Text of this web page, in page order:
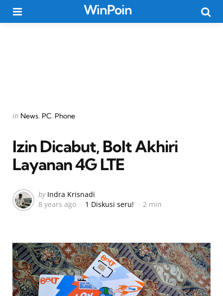
WinPoin
Categories
Posted
in News PC Phone
Izin Dicabut, Bolt Akhiri
Layanan 4G LTE
Posted
by
by Indra Krisnadi
8 years ago
1 Diskusi seru! 2 min